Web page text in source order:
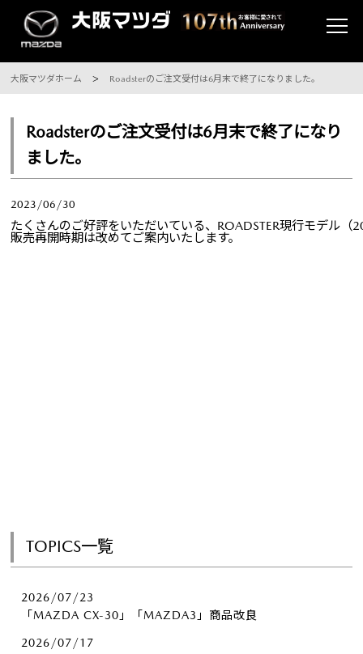
大阪マツダホーム Roadsterのご注文受付は6月末で終了になりました。
Roadsterのご注文受付は6月末で終了になり
ました。
2023/06/30
たくさんのご好評をいただいている、ROADSTER現行モデル
販売再開時期は改めてご案内いたします。
TOPICS一覧
2026/07/23
「MAZDA CX-30」「MAZDA3」商品改良
2026/07/17